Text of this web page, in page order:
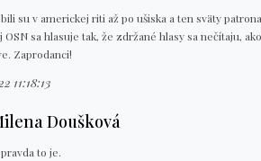
su v americkej riti až po ušiska a ten sväty
OSN sa hlasuje tak, že zdržané hlasy sa nečítaju,
Zaprodanci!
11:18:13
Doušková
to je.